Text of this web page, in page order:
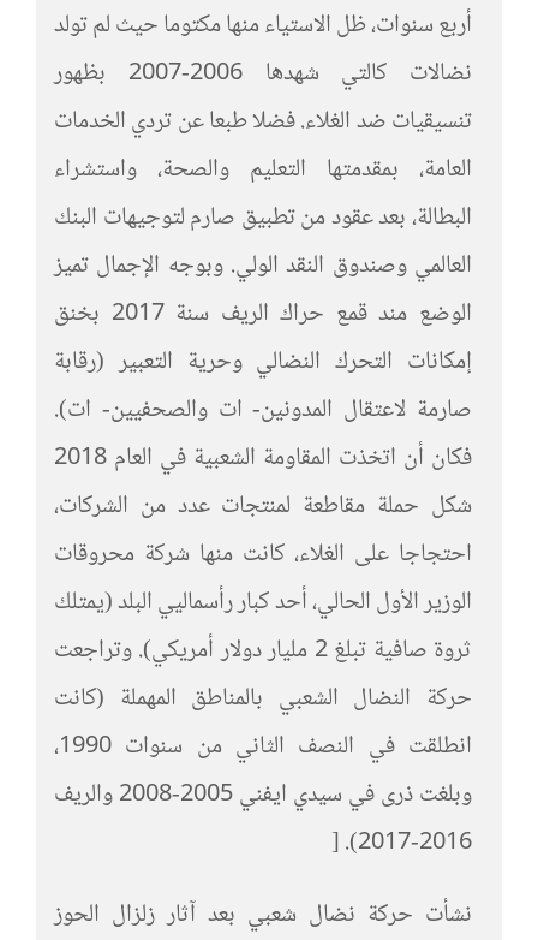
أربع سنوات، ظل الاستياء منها مكتوما حيث لم تولد
نضالات كالتي شهدها 2006-2007 بظهور
تنسيقيات ضد الغلاء. فضلا طبعا عن تردي الخدمات
العامة، بمقدمتها التعليم والصحة، واستشراء
البطالة، بعد عقود من تطبيق صارم لتوجيهات البنك
العالمي وصندوق النقد الولي. وبوجه الإجمال تميز
الوضع مند قمع حراك الريف سنة 2017 بخنق
إمكانات التحرك النضالي وحرية التعبير (رقابة
صارمة لاعتقال المدونين- ات والصحفيين- ات).
فكان أن اتخذت المقاومة الشعبية في العام 2018
شكل حملة مقاطعة لمنتجات عدد من الشركات،
احتجاجا على الغلاء، كانت منها شركة محروقات
الوزير الأول الحالي، أحد كبار رأسماليي البلد (يمتلك
ثروة صافية تبلغ 2 مليار دولار أمريكي). وتراجعت
حركة النضال الشعبي بالمناطق المهملة (كانت
انطلقت في النصف الثاني من سنوات 1990،
وبلغت ذرى في سيدي ايفني 2005-2008 والريف
2016-2017). [
نشأت حركة نضال شعبي بعد آثار زلزال الحوز